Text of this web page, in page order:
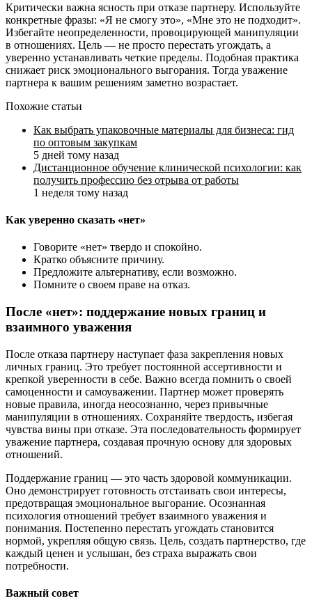
Критически важна ясность при отказе партнеру. Используйте
конкретные фразы: «Я не смогу это», «Мне это не подходит».
Избегайте неопределенности, провоцирующей манипуляции
в отношениях. Цель — не просто перестать угождать, а
уверенно устанавливать четкие пределы. Подобная практика
снижает риск эмоционального выгорания. Тогда уважение
партнера к вашим решениям заметно возрастает.
Похожие статьи
Как выбрать упаковочные материалы для бизнеса: гид
по оптовым закупкам
5 дней тому назад
Дистанционное обучение клинической психологии: как
получить профессию без отрыва от работы
1 неделя тому назад
Как уверенно сказать «нет»
Говорите «нет» твердо и спокойно.
Кратко объясните причину.
Предложите альтернативу, если возможно.
Помните о своем праве на отказ.
После «нет»: поддержание новых границ и
взаимного уважения
После отказа партнеру наступает фаза закрепления новых
личных границ. Это требует постоянной ассертивности и
крепкой уверенности в себе. Важно всегда помнить о своей
самоценности и самоуважении. Партнер может проверять
новые правила, иногда неосознанно, через привычные
манипуляции в отношениях. Сохраняйте твердость, избегая
чувства вины при отказе. Эта последовательность формирует
уважение партнера, создавая прочную основу для здоровых
отношений.
Поддержание границ — это часть здоровой коммуникации.
Оно демонстрирует готовность отстаивать свои интересы,
предотвращая эмоциональное выгорание. Осознанная
психология отношений требует взаимного уважения и
понимания. Постепенно перестать угождать становится
нормой, укрепляя общую связь. Цель, создать партнерство, где
каждый ценен и услышан, без страха выражать свои
потребности.
Важный совет